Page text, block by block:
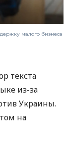
малого бизнеса
текста
из-за
Украины.
на